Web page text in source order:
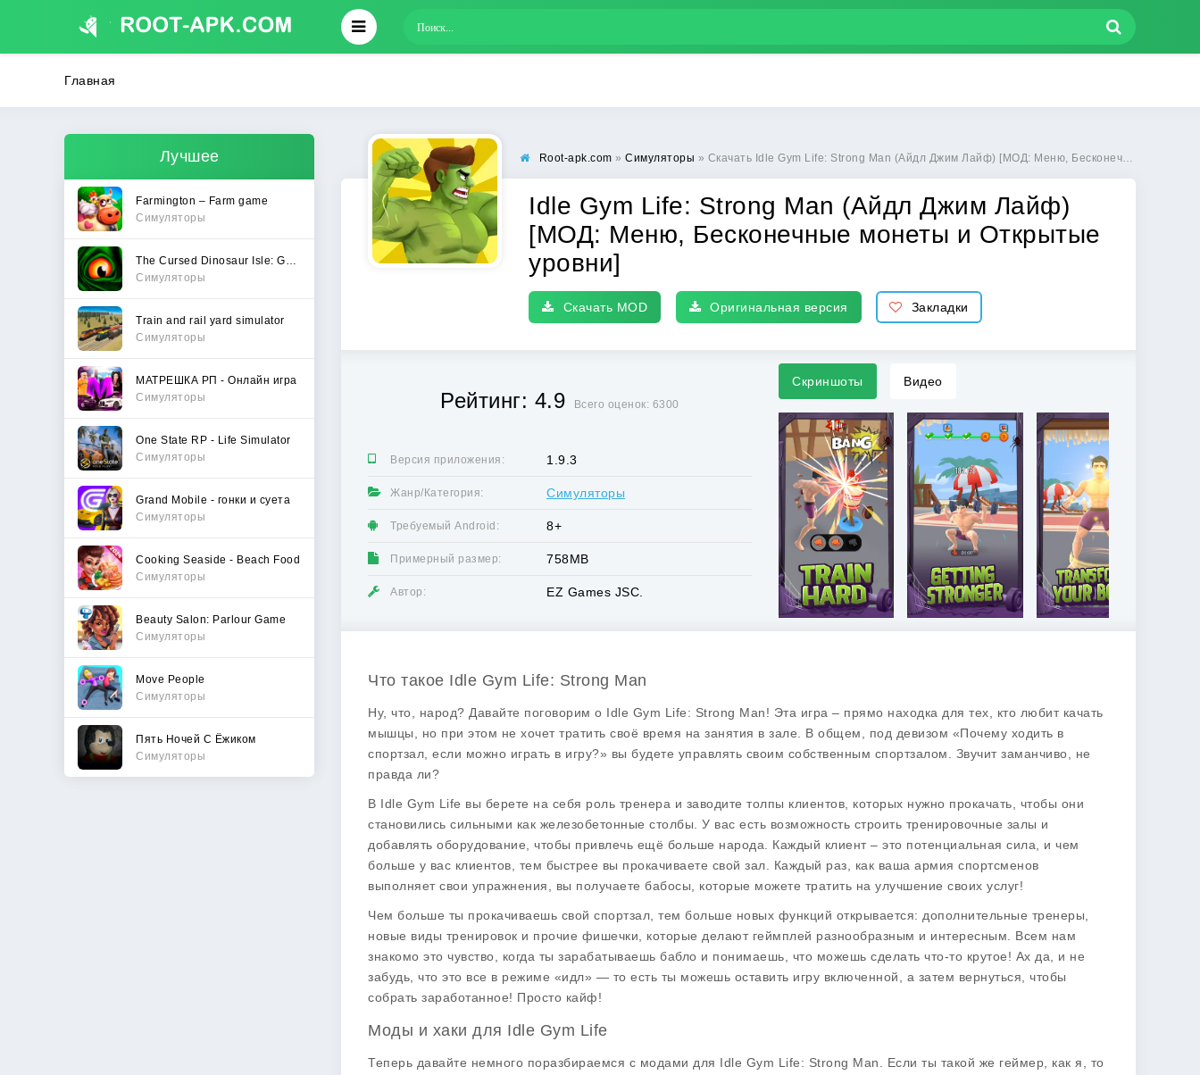
Главная
Лучшее
Farmington – Farm game
Симуляторы
Симуляторы
Train and rail yard simulator
Симуляторы
МАТРЕШКА РП - Онлайн игра
Симуляторы
One State RP - Life Simulator
Симуляторы
Grand Mobile - гонки и суета
Симуляторы
Cooking Seaside - Beach Food
Симуляторы
Beauty Salon: Parlour Game
Симуляторы
Move People
Симуляторы
Пять Ночей С Ёжиком
Симуляторы
Root-apk.com » Симуляторы » Скачать Idle Gym Life: Strong Man (Айдл Джим Лайф) [МОД: Меню, Бесконечные монеты и Открытые уровни] | Взлом Idle Gym Life: Strong Man на Андроид
Idle Gym Life: Strong Man (Айдл Джим Лайф)
[МОД: Меню, Бесконечные монеты и Открытые
уровни]
Скачать MOD Оригинальная версия Закладки
Рейтинг: 4.9 Всего оценок: 6300
Версия приложения: 1.9.3
Жанр/Категория: Симуляторы
Требуемый Android: 8+
Примерный размер: 758MB
Автор: EZ Games JSC.
Скриншоты Видео
Что такое Idle Gym Life: Strong Man
Ну, что, народ? Давайте поговорим о Idle Gym Life: Strong Man! Эта игра – прямо находка для тех, кто любит качать
мышцы, но при этом не хочет тратить своё время на занятия в зале. В общем, под девизом «Почему ходить в
спортзал, если можно играть в игру?» вы будете управлять своим собственным спортзалом. Звучит заманчиво, не
правда ли?
В Idle Gym Life вы берете на себя роль тренера и заводите толпы клиентов, которых нужно прокачать, чтобы они
становились сильными как железобетонные столбы. У вас есть возможность строить тренировочные залы и
добавлять оборудование, чтобы привлечь ещё больше народа. Каждый клиент – это потенциальная сила, и чем
больше у вас клиентов, тем быстрее вы прокачиваете свой зал. Каждый раз, как ваша армия спортсменов
выполняет свои упражнения, вы получаете бабосы, которые можете тратить на улучшение своих услуг!
Чем больше ты прокачиваешь свой спортзал, тем больше новых функций открывается: дополнительные тренеры,
новые виды тренировок и прочие фишечки, которые делают геймплей разнообразным и интересным. Всем нам
знакомо это чувство, когда ты зарабатываешь бабло и понимаешь, что можешь сделать что-то крутое! Ах да, и не
забудь, что это все в режиме «идл» — то есть ты можешь оставить игру включенной, а затем вернуться, чтобы
собрать заработанное! Просто кайф!
Моды и хаки для Idle Gym Life
Теперь давайте немного поразбираемся с модами для Idle Gym Life: Strong Man . Если ты такой же геймер, как я, то